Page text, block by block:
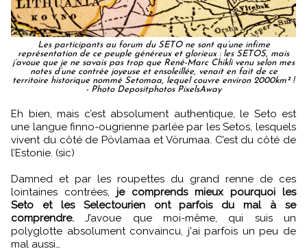
Les participants au forum du SETO ne sont qu’une infime
représentation de ce peuple généreux et glorieux : les SETOS, mais
j’avoue que je ne savais pas trop que René-Marc Chikli venu selon mes
notes d’une contrée joyeuse et ensoleillée, venait en fait de ce
territoire historique nommé Setomaa, lequel couvre environ 2000km² !
- Photo Depositphotos PixelsAway
Eh bien, mais c’est absolument authentique, le Seto est
une langue finno-ougrienne parlée par les Setos, lesquels
vivent du côté de Pövlamaa et Vörumaa. C’est du côté de
l’Estonie. (sic)
Damned et par les roupettes du grand renne de ces
lointaines contrées, je comprends mieux pourquoi les
Seto et les Selectourien ont parfois du mal à se
comprendre. J’avoue que moi-même, qui suis un
polyglotte absolument convaincu, j'ai parfois un peu de
mal aussi…